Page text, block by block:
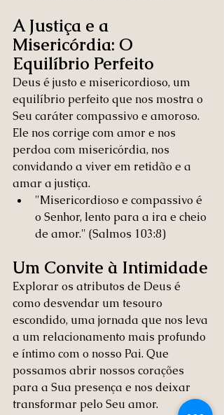
A Justiça e a
Misericórdia: O
Equilíbrio Perfeito
Deus é justo e misericordioso, um
equilíbrio perfeito que nos mostra o
Seu caráter compassivo e amoroso.
Ele nos corrige com amor e nos
perdoa com misericórdia, nos
convidando a viver em retidão e a
amar a justiça.
"Misericordioso e compassivo é
o Senhor, lento para a ira e cheio
de amor." (Salmos 103:8)
Um Convite à Intimidade
Explorar os atributos de Deus é
como desvendar um tesouro
escondido, uma jornada que nos leva
a um relacionamento mais profundo
e íntimo com o nosso Pai. Que
possamos abrir nossos corações
para a Sua presença e nos deixar
transformar pelo Seu amor.